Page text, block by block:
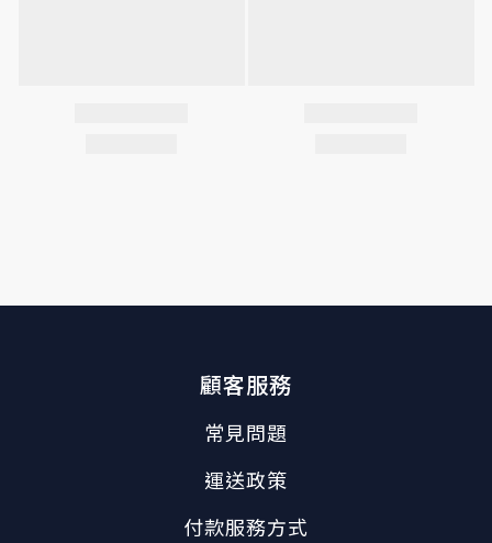
顧客服務
常見問題
運送政策
付款服務方式